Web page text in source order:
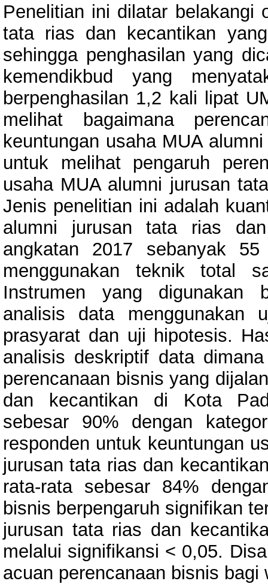
Penelitian ini dilatar belakangi
tata rias dan kecantikan
sehingga penghasilan yang
kemendikbud yang
berpenghasilan 1,2 kali lipat
melihat bagaimana
keuntungan usaha MUA
untuk melihat pengaruh
usaha MUA alumni jurusan
Jenis penelitian ini adalah
alumni jurusan tata rias
angkatan 2017 sebanyak
menggunakan teknik total
Instrumen yang digunakan
analisis data menggunakan
prasyarat dan uji hipotesis.
analisis deskriptif data
perencanaan bisnis yang
dan kecantikan di Kota
sebesar 90% dengan
responden untuk keuntungan
jurusan tata rias dan
rata-rata sebesar 84%
bisnis berpengaruh signifikan
jurusan tata rias dan
melalui signifikansi < 0,05.
acuan perencanaan bisnis bagi